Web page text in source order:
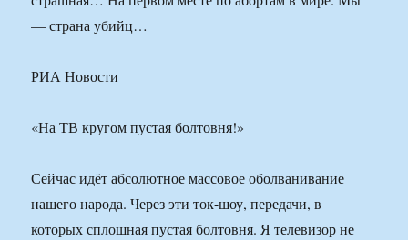
— страна убийц…
РИА Новости
«На ТВ кругом пустая болтовня!»
Сейчас идёт абсолютное массовое оболванивание
нашего народа. Через эти ток-шоу, передачи, в
которых сплошная пустая болтовня. Я телевизор не